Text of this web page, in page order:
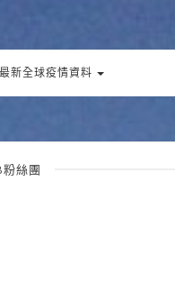
最新全球疫情資料
絲團